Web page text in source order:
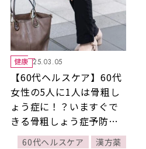
健康 25.03.05
【60代ヘルスケア】60代
女性の5人に1人は骨粗し
ょう症に！？いますぐで
きる骨粗しょう症予防法3
選60代ヘルスケア 漢方薬